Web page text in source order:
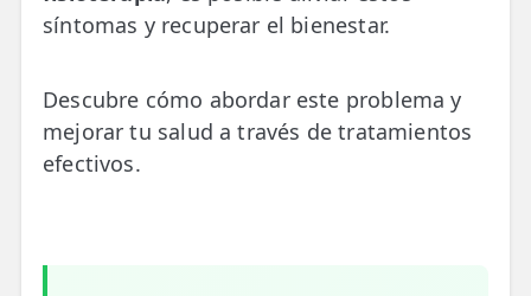
📍 Carabanchel - Usera
📍 Getafe
TIENDA
🛍️ Tienda Productos Fisioterapia
síntomas y recuperar el bienestar.
Descubre cómo abordar este problema y
mejorar tu salud a través de tratamientos
efectivos.